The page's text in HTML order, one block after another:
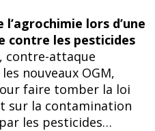
lors d’une
contre les pesticides
, contre-attaque
nouveaux OGM,
faire tomber la loi
sur la contamination
les pesticides…